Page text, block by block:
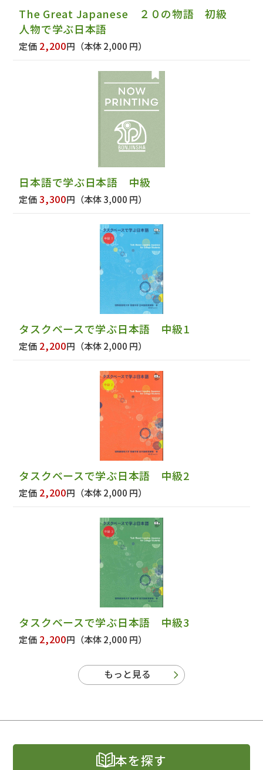
The Great Japanese ２０の物語 初級
人物で学ぶ日本語
定価 2,200円 （本体 2,000 円）
日本語で学ぶ日本語 中級
定価3,300円 （本体 3,000 円）
タスクベースで学ぶ日本語 中級1
定価 2,200円 （本体 2,000 円）
タスクベースで学ぶ日本語 中級2
定価 2,200円 （本体 2,000 円）
タスクベースで学ぶ日本語 中級3
定価 2,200円 （本体 2,000 円）
もっと見る
本を探す